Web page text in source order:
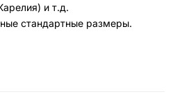
и т.д.
стандартные размеры.